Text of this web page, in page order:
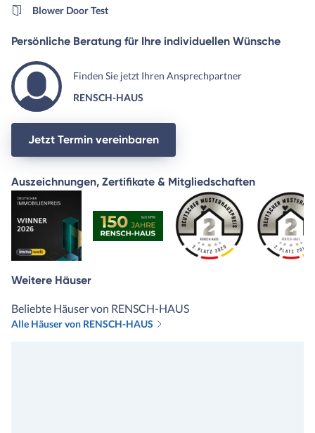
Blower Door Test
Persönliche Beratung für Ihre individuellen Wünsche
Finden Sie jetzt Ihren Ansprechpartner
RENSCH-HAUS
Jetzt Termin vereinbaren
Auszeichnungen, Zertifikate & Mitgliedschaften
Weitere Häuser
Beliebte Häuser von RENSCH-HAUS
Alle Häuser von RENSCH-HAUS